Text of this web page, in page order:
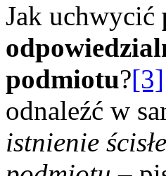
Jak uchwycić
podmiotu?[3]
odnaleźć w
istnienie